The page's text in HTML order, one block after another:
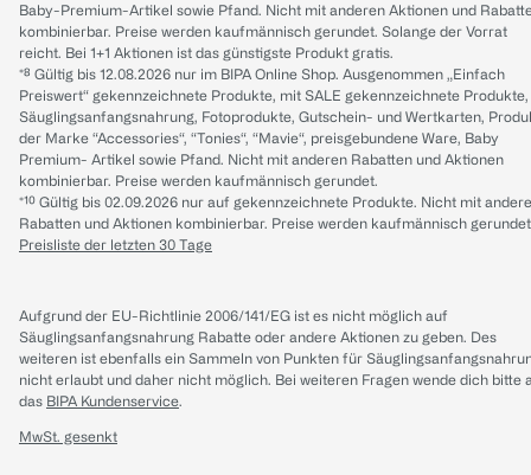
Baby-Premium-Artikel sowie Pfand. Nicht mit anderen Aktionen und
kombinierbar. Preise werden kaufmännisch gerundet. Solange der Vorrat
reicht. Bei 1+1 Aktionen ist das günstigste Produkt gratis.
*⁸ Gültig bis 12.08.2026 nur im BIPA Online Shop. Ausgenommen „Einfach
Preiswert“ gekennzeichnete Produkte, mit SALE gekennzeichnete Produkte,
Säuglingsanfangsnahrung, Fotoprodukte, Gutschein- und Wertkarten,
der Marke “Accessories“, “Tonies“, “Mavie“, preisgebundene Ware, Baby
Premium- Artikel sowie Pfand. Nicht mit anderen Rabatten und Aktionen
kombinierbar. Preise werden kaufmännisch gerundet.
*¹⁰ Gültig bis 02.09.2026 nur auf gekennzeichnete Produkte. Nicht mit
Rabatten und Aktionen kombinierbar. Preise werden kaufmännisch
Preisliste der letzten 30 Tage
Aufgrund der EU-Richtlinie 2006/141/EG ist es nicht möglich auf
Säuglingsanfangsnahrung Rabatte oder andere Aktionen zu geben. Des
weiteren ist ebenfalls ein Sammeln von Punkten für
nicht erlaubt und daher nicht möglich. Bei weiteren Fragen wende dich bitte
das BIPA Kundenservice.
MwSt. gesenkt